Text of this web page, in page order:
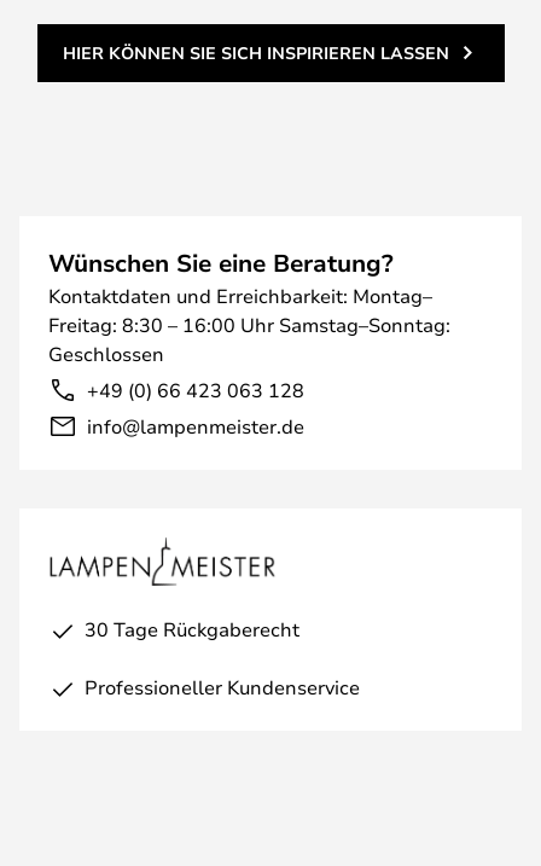
HIER KÖNNEN SIE SICH INSPIRIEREN LASSEN
Wünschen Sie eine Beratung?
Kontaktdaten und Erreichbarkeit: Montag–
Freitag: 8:30 – 16:00 Uhr Samstag–Sonntag:
Geschlossen
+49 (0) 66 423 063 128
info@lampenmeister.de
30 Tage Rückgaberecht
Professioneller Kundenservice